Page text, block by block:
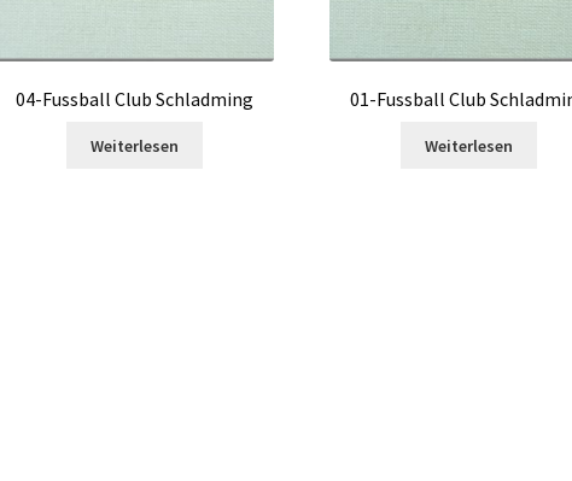
04-Fussball Club Schladming
Weiterlesen
01-Fussball Club
Weiterlesen